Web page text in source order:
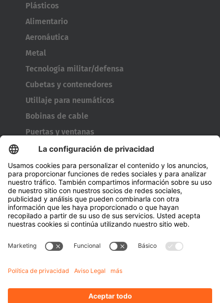
Plásticos
Alimentario
Aeronáutica
Metal
Tecnología militar/defensa
Cubetas y contenedores
Utillaje para neumáticos
Bobinas de cable
Puertas y ventanas
Empresa
A cerca de Hubtex
Acerca de HUBTEX Solutions Spain
Sostenibilidad
Sucursales
Descargas
Gestión energética